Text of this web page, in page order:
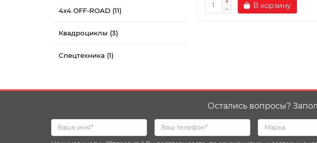
4x4 OFF-ROAD (11)
Квадроциклы (3)
Спецтехника (1)
В корзину
Остались вопросы?